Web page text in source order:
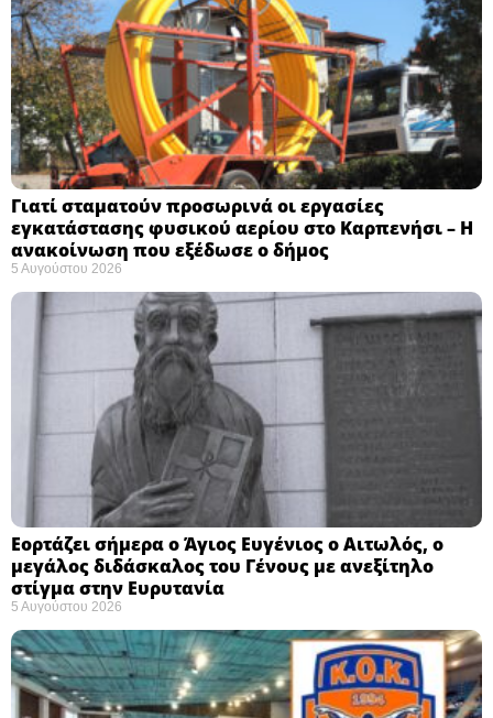
Γιατί σταματούν προσωρινά οι εργασίες
εγκατάστασης φυσικού αερίου στο Καρπενήσι – Η
ανακοίνωση που εξέδωσε ο δήμος
5 Αυγούστου 2026
Εορτάζει σήμερα ο Άγιος Ευγένιος ο Αιτωλός, ο
μεγάλος διδάσκαλος του Γένους με ανεξίτηλο
στίγμα στην Ευρυτανία
5 Αυγούστου 2026